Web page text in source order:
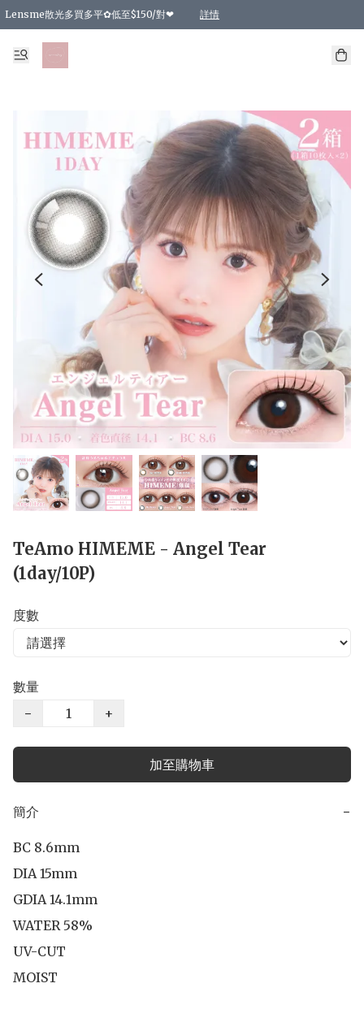
Lensme散光多買多平✿低至$150/對❤ 詳情
台灣Karacon⁩✧日拋 特價清貨❁⃘
日本韓國多款日/月拋現貨☼ 特價❤︎數量有限 售完即止
🇰🇷韓國多款月拋現貨 特價兩對$99✿數量有限 售完即止♫
精選商品，任選買2件或以上9 折；買4件或以上85 折；買6件或以上8 折
精選商品，任選買2件HKD 140.00；買4件HKD 260.00
精選商品，任選買2件HKD 190.00；買4件HKD 360.00
精選商品，任選買2件HKD 110.00；買4件HKD 180.00
精選商品，任選買2件HKD 170.00；買4件HKD 320.00
精選商品，任選買2件或以上減HKD 148.00
精選商品，任選買2件或以上減HKD 148.00
精選商品，任選買2件或以上95 折；買4件或以上9 折；買6件或以上85 折；買8件
精選商品，任選買12件或以上87 折
精選商品，任選買2件或以上減HKD 16.00；買4件或以上減HKD 32.00；買6
精選商品，任選買2件或以上95 折；買4件或以上9 折；買8件或以上85 折；買12
購物滿 HKD 800.00即享免運費優惠！（適用於 特定的送貨方式 )
TeAmo HIMEME - Angel Tear
(1day/10P)
度數
數量
−
+
加至購物車
簡介 −
BC 8.6mm
DIA 15mm
GDIA 14.1mm
WATER 58%
UV-CUT